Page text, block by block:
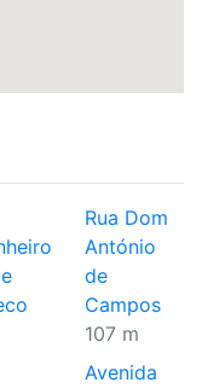
Rua Dom
António
de
Campos
107 m
Avenida